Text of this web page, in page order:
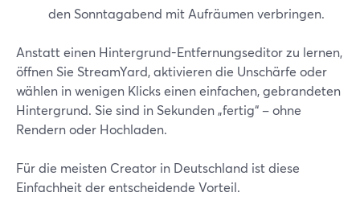
den Sonntagabend mit Aufräumen verbringen.
Anstatt einen Hintergrund-Entfernungseditor zu lernen,
öffnen Sie StreamYard, aktivieren die Unschärfe oder
wählen in wenigen Klicks einen einfachen, gebrandeten
Hintergrund. Sie sind in Sekunden „fertig“ – ohne
Rendern oder Hochladen.
Für die meisten Creator in Deutschland ist diese
Einfachheit der entscheidende Vorteil.